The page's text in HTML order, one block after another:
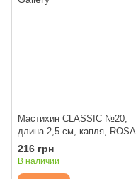
Мастихин CLASSIC №20,
длина 2,5 см, капля, ROSA
Gallery
216 грн
В наличии